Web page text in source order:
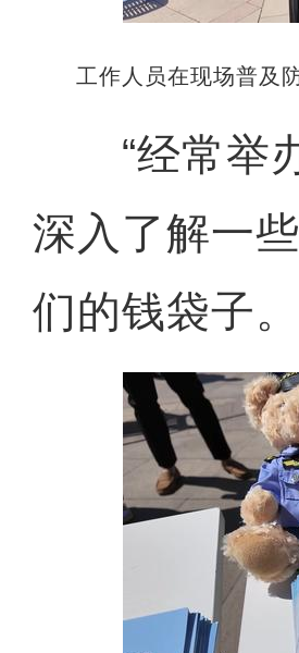
工作人员在现场普及
“经常举办
深入了解一
们的钱袋子